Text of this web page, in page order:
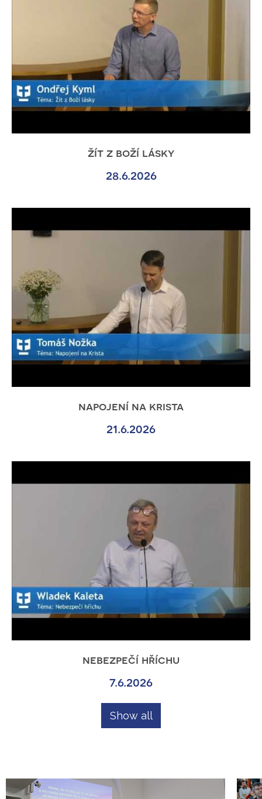
žít z boží lásky
28.6.2026
napojení na krista
21.6.2026
nebezpečí hříchu
7.6.2026
Show all